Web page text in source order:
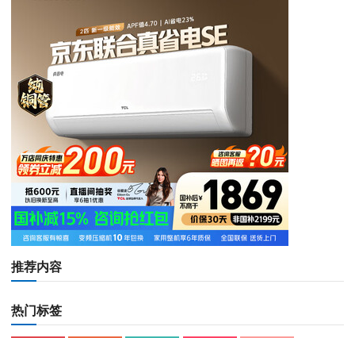
推荐内容
热门标签